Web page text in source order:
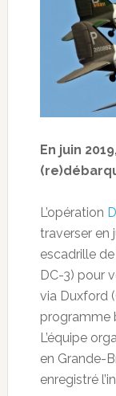
En juin
L’opération
traverser en
escadrille
DC-3) pour
via Duxford
programme
L’équipe
en Grande-
enregistré